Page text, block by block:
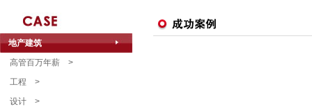
地产建筑
高管百万年薪 >
工程 >
设计 >